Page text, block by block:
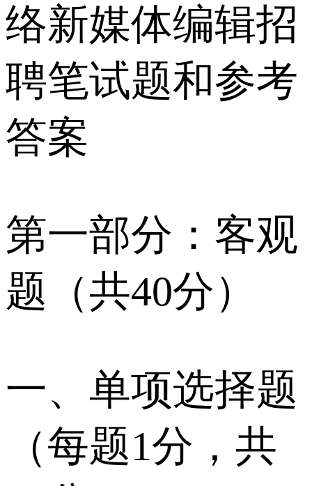
络新媒体编辑招
聘笔试题和参考
答案
第一部分：客观
题（共40分）
一、单项选择题
（每题1分，共